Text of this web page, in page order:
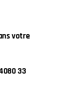
votre
33